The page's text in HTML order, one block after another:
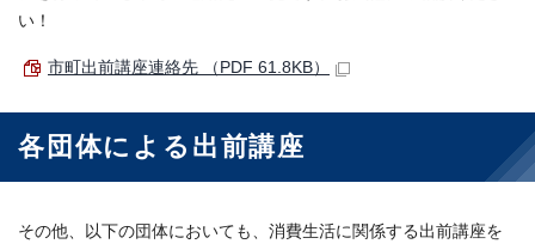
い！
市町出前講座連絡先 （PDF 61.8KB）
各団体による出前講座
その他、以下の団体においても、消費生活に関係する出前講座を